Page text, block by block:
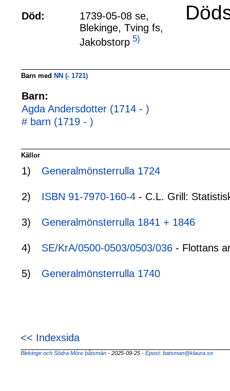
Död:
1739-05-08 se,
Blekinge, Tving fs,
Jakobstorp 5)
Barn med NN (- 1721)
Barn:
Agda Andersdotter (1714 - )
# barn (1719 - )
Källor
1) Generalmönsterrulla 1724
2) ISBN 91-7970-160-4 - C.L. Grill:
3) Generalmönsterrulla 1841 + 1846
4) SE/KrA/0500-0503/0503/036 - Flottans
5) Generalmönsterrulla 1740
<< Indexsida
Blekinge och Södra Möre båtsmän - 2025-09-25 - Epost: batsman@klaura.se